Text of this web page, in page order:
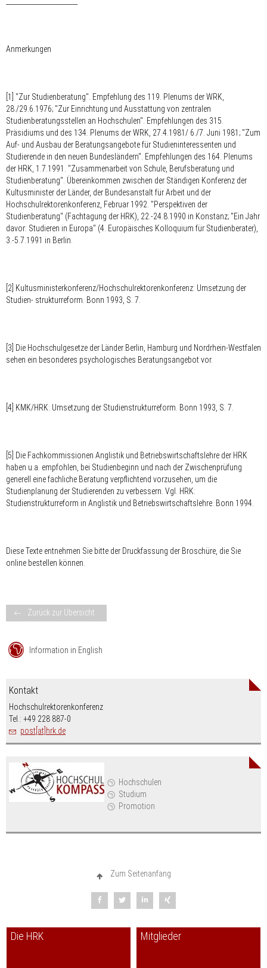
Anmerkungen
[1] "Zur Studienberatung". Empfehlung des 119. Plenums der WRK,
28./29.6.1976; "Zur Einrichtung und Ausstattung von zentralen
Studienberatungsstellen an Hochschulen". Empfehlungen des 315.
Präsidiums und des 134. Plenums der WRK, 27.4.1981/ 6./7. Juni 1981; "Zum
Auf- und Ausbau der Beratungsangebote für Studieninteressenten und
Studierende in den neuen Bundesländern". Empfehlungen des 164. Plenums
der HRK, 1.7.1991. "Zusammenarbeit von Schule, Berufsberatung und
Studienberatung". Übereinkommen zwischen der Ständigen Konferenz der
Kultusminister der Länder, der Bundesanstalt für Arbeit und der
Hochschulrektorenkonferenz, Februar 1992. "Perspektiven der
Studienberatung" (Fachtagung der HRK), 22.-24.8.1990 in Konstanz; "Ein Jahr
davor: Studieren in Europa" (4. Europäisches Kolloquium für Studienberater),
3.-5.7.1991 in Berlin.
[2] Kultusministerkonferenz/Hochschulrektorenkonferenz: Umsetzung der
Studien- strukturreform. Bonn 1993, S. 7.
[3] Die Hochschulgesetze der Länder Berlin, Hamburg und Nordrhein-Westfalen
sehen ein besonderes psychologisches Beratungsangebot vor.
[4] KMK/HRK: Umsetzung der Studienstrukturreform. Bonn 1993, S. 7.
[5] Die Fachkommissionen Anglistik und Betriebswirtschaftslehre der HRK
haben u.a. empfohlen, bei Studienbeginn und nach der Zwischenprüfung
generell eine fachliche Beratung verpflichtend vorzusehen, um die
Studienplanung der Studierenden zu verbessern. Vgl. HRK:
Studienstrukturreform in Anglistik und Betriebswirtschaftslehre. Bonn 1994.
Diese Texte entnehmen Sie bitte der Druckfassung der Broschüre, die Sie
online bestellen können.
Zurück zur Übersicht
Hochschulen
Studium
Promotion
Information in English
Kontakt
Hochschulrektorenkonferenz
Tel.: +49 228 887-0
post[at]hrk.de
Zum Seitenanfang
Die HRK Mitglieder